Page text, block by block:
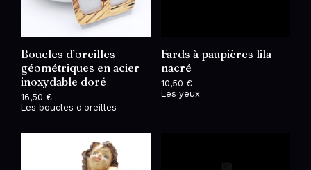
Boucles d’oreilles
géométriques en acier
inoxydable doré
16,50 €
Les boucles d'oreilles
Fards à paupières lila
nacré
10,50 €
Les yeux